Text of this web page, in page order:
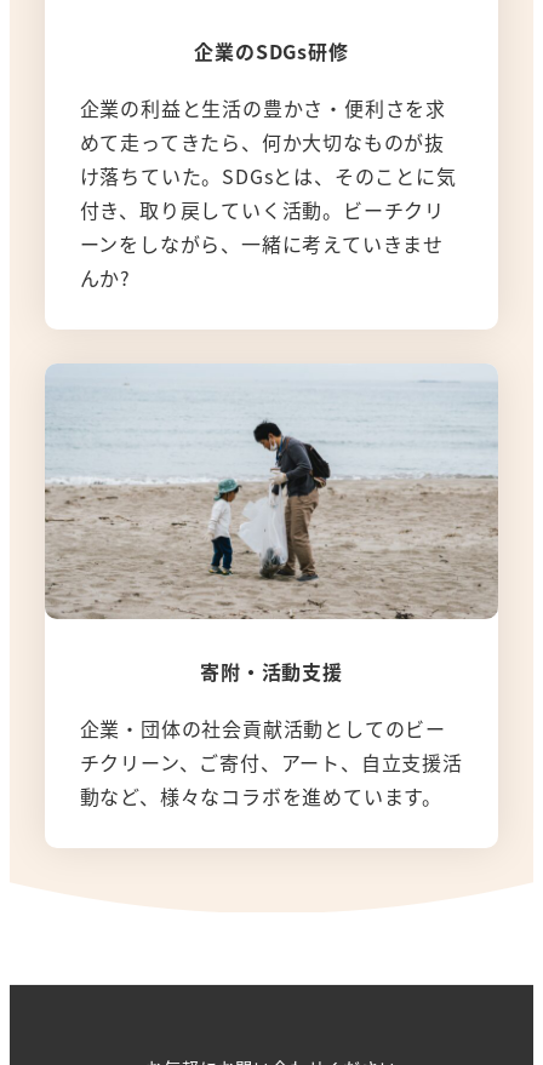
企業のSDGs研修
企業の利益と生活の豊かさ・便利さを求
めて走ってきたら、何か大切なものが抜
け落ちていた。SDGsとは、そのことに気
付き、取り戻していく活動。ビーチクリ
ーンをしながら、一緒に考えていきませ
んか?
寄附・活動支援
企業・団体の社会貢献活動としてのビー
チクリーン、ご寄付、アート、自立支援活
動など、様々なコラボを進めています。